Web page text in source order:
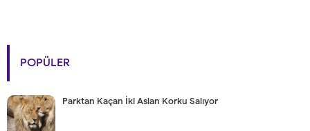
POPÜLER
Parktan Kaçan İki Aslan Korku Salıyor